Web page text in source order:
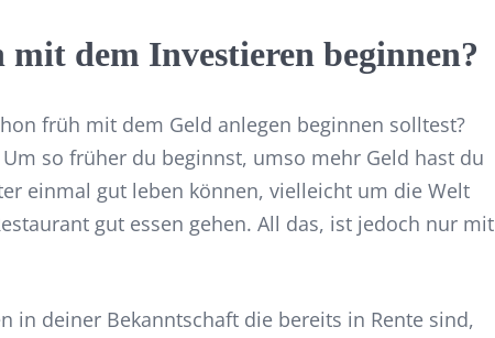
dem Investieren beginnen?
früh mit dem Geld anlegen beginnen solltest?
so früher du beginnst, umso mehr Geld hast du
einmal gut leben können, vielleicht um die Welt
gut essen gehen. All das, ist jedoch nur mit
in deiner Bekanntschaft die bereits in Rente sind,